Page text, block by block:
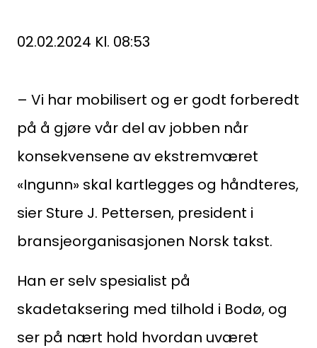
02.02.2024 Kl. 08:53
– Vi har mobilisert og er godt forberedt
på å gjøre vår del av jobben når
konsekvensene av ekstremværet
«Ingunn» skal kartlegges og håndteres,
sier Sture J. Pettersen, president i
bransjeorganisasjonen Norsk takst.
Han er selv spesialist på
skadetaksering med tilhold i Bodø, og
ser på nært hold hvordan uværet